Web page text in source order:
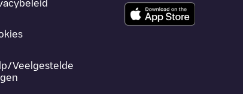
Veelgestelde